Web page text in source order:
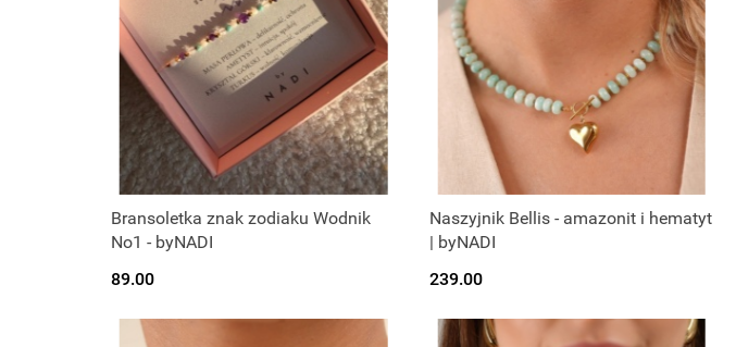
Bransoletka znak zodiaku Wodnik
No1 - byNADI
89.00
Naszyjnik Bellis - amazonit i hematyt
| byNADI
239.00